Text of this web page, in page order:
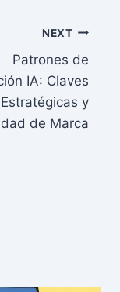
NEXT
Patrones de
IA: Claves
Estratégicas y
de Marca